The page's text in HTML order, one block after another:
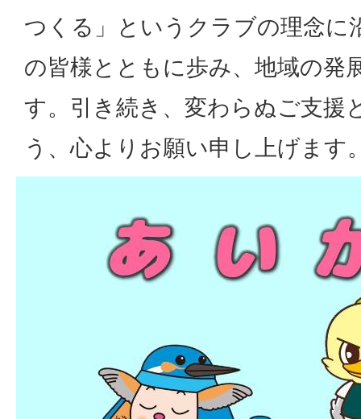
つくる」というクラブの理念に
の皆様とともに歩み、地域の発
す。引き続き、変わらぬご支援
う、心よりお願い申し上げます